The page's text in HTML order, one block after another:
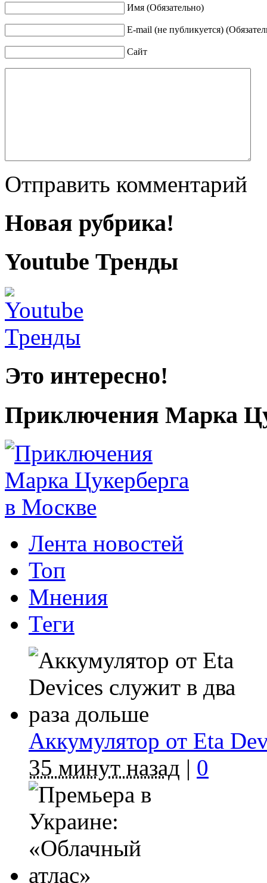
Имя (Обязательно)
E-mail (не публикуется)
Сайт
Отправить комментарий
Новая рубрика!
Youtube Тренды
Это интересно!
Приключения Марка
Лента новостей
Топ
Мнения
Теги
Аккумулятор от Eta
35 минут назад | 0